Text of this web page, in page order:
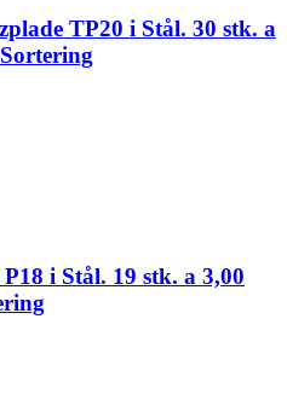
TP20 i Stål. 30 stk. a
i Stål. 19 stk. a 3,00